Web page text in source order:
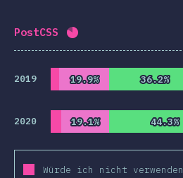
PostCSS Fortschritt:
2019 19.9%
19.9% 36.2%
36.2%
2020 19.1%
19.1% 44.3%
44.3%
Würde ich nicht verwenden